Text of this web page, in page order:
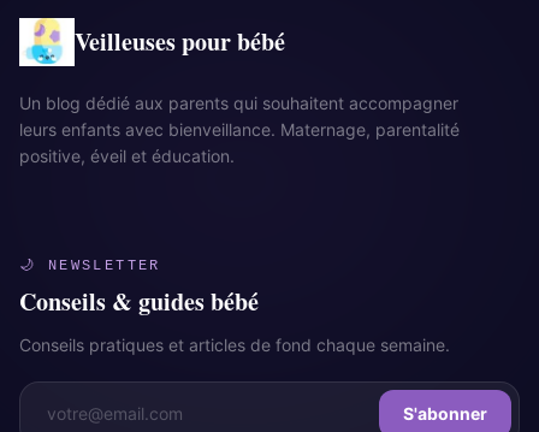
Veilleuses pour bébé
Un blog dédié aux parents qui souhaitent accompagner
leurs enfants avec bienveillance. Maternage, parentalité
positive, éveil et éducation.
🌙 NEWSLETTER
Conseils & guides bébé
Conseils pratiques et articles de fond chaque semaine.
S'abonner